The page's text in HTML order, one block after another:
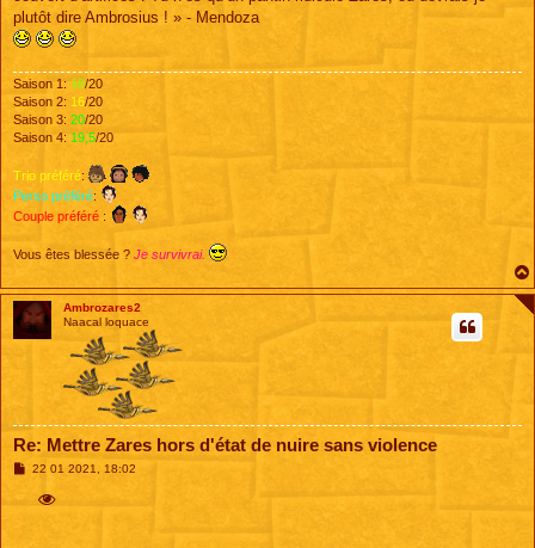
plutôt dire Ambrosius ! » - Mendoza
Saison 1: 18/20
Saison 2: 16/20
Saison 3: 20/20
Saison 4: 19,5/20
Trio préféré:
Perso préféré:
Couple préféré :
Vous êtes blessée ? Je survivrai.
Ambrozares2
Naacal loquace
Re: Mettre Zares hors d'état de nuire sans violence
M22 01 2021, 18:02